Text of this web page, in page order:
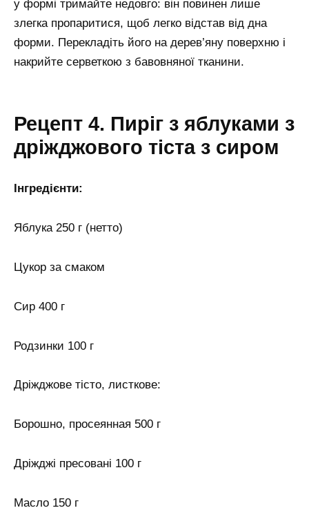
у формі тримайте недовго: він повинен лише
злегка пропаритися, щоб легко відстав від дна
форми. Перекладіть його на дерев’яну поверхню і
накрийте серветкою з бавовняної тканини.
Рецепт 4. Пиріг з яблуками з
дріжджового тіста з сиром
Інгредієнти:
Яблука 250 г (нетто)
Цукор за смаком
Сир 400 г
Родзинки 100 г
Дріжджове тісто, листкове:
Борошно, просеянная 500 г
Дріжджі пресовані 100 г
Масло 150 г